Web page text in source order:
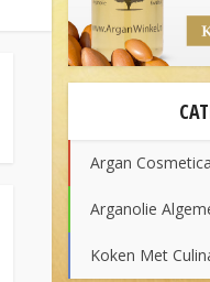
Argan Cosmetica
Arganolie
Koken Met